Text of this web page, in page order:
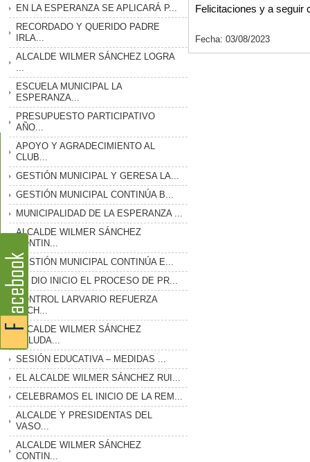
EN LA ESPERANZA SE APLICARÁ P...
RECORDADO Y QUERIDO PADRE
IRLA...
ALCALDE WILMER SÁNCHEZ LOGRA
ESCUELA MUNICIPAL LA
ESPERANZA...
PRESUPUESTO PARTICIPATIVO
AÑO...
APOYO Y AGRADECIMIENTO AL
CLUB...
GESTIÓN MUNICIPAL Y GERESA LA...
GESTIÓN MUNICIPAL CONTINÚA B...
MUNICIPALIDAD DE LA ESPERANZA ...
ALCALDE WILMER SÁNCHEZ
CONTIN...
GESTIÓN MUNICIPAL CONTINÚA E...
SE DIO INICIO EL PROCESO DE PR...
CONTROL LARVARIO REFUERZA
LUCH...
ALCALDE WILMER SÁNCHEZ
SALUDA...
SESIÓN EDUCATIVA – MEDIDAS ...
EL ALCALDE WILMER SÁNCHEZ RUI...
CELEBRAMOS EL INICIO DE LA REM...
ALCALDE Y PRESIDENTAS DEL
VASO...
ALCALDE WILMER SÁNCHEZ
CONTIN...
Felicitaciones y a seguir
Fecha: 03/08/2023